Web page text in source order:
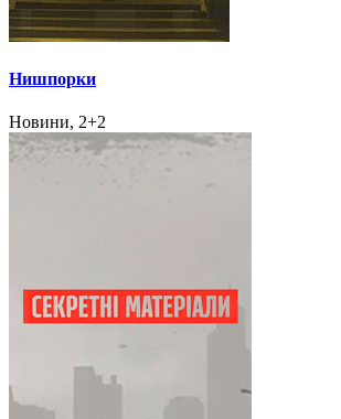
Нишпорки
Новини, 2+2